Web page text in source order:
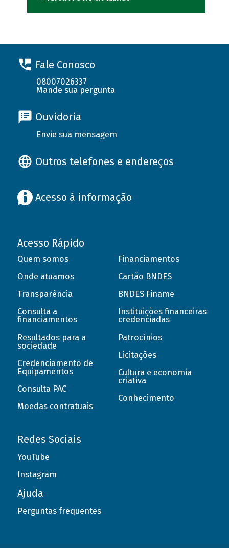
Fale Conosco
08007026337
Mande sua pergunta
Ouvidoria
Envie sua mensagem
Outros telefones e endereços
Acesso à informação
Acesso Rápido
Quem somos
Onde atuamos
Transparência
Consulta a
financiamentos
Resultados para a
sociedade
Credenciamento de
Equipamentos
Consulta PAC
Moedas contratuais
Financiamentos
Cartão BNDES
BNDES Finame
Instituições financeiras
credenciadas
Patrocínios
Licitações
Cultura e economia
criativa
Conhecimento
Redes Sociais
YouTube
Instagram
Ajuda
Perguntas frequentes